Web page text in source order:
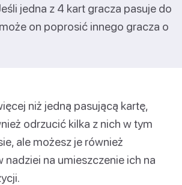
jedna z 4 kart gracza pasuje do
on poprosić innego gracza o
niż jedną pasującą kartę,
odrzucić kilka z nich w tym
ale możesz je również
nadziei na umieszczenie ich na